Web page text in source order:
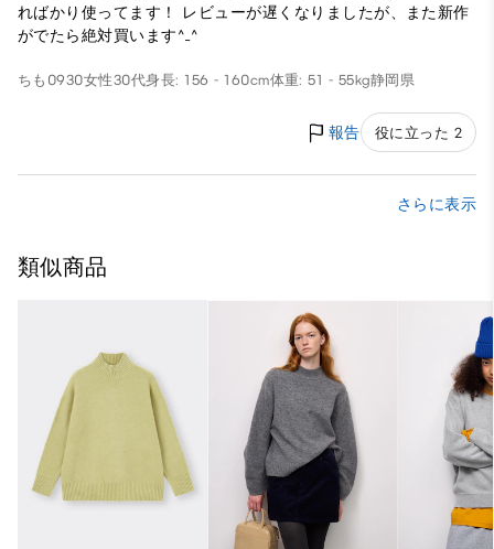
ればかり使ってます！ レビューが遅くなりましたが、また新作
がでたら絶対買います^_^
ちも0930女性30代身長: 156 - 160cm体重: 51 - 55kg静岡県
報告 役に立った 2
さらに表示
類似商品